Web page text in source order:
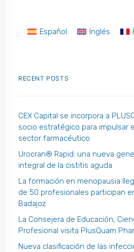
Español Inglés
RECENT POSTS
CEX Capital se incorpora a
socio estratégico para impulsar
sector farmacéutico
Urocran® Rapid: una nueva
integral de la cistitis aguda
La formación en menopausia
de 50 profesionales participan
Badajoz
La Consejera de Educación,
Profesional visita PlusQuam
Nueva clasificación de las